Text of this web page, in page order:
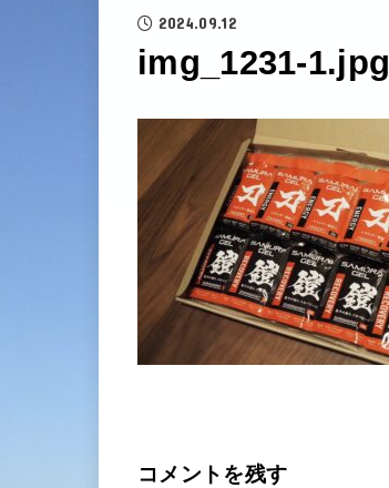
2024.09.12
img_1231-1.jpg
コメントを残す